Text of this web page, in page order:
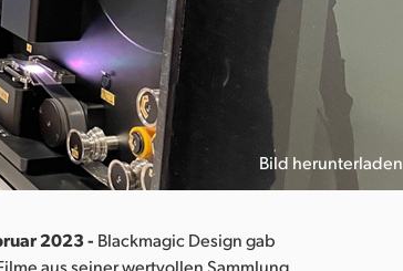
Bild herunterladen
2023 - Blackmagic Design gab
aus seiner wertvollen Sammlung